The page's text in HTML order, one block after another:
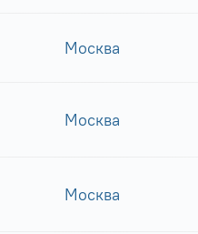
Москва
Москва
Москва